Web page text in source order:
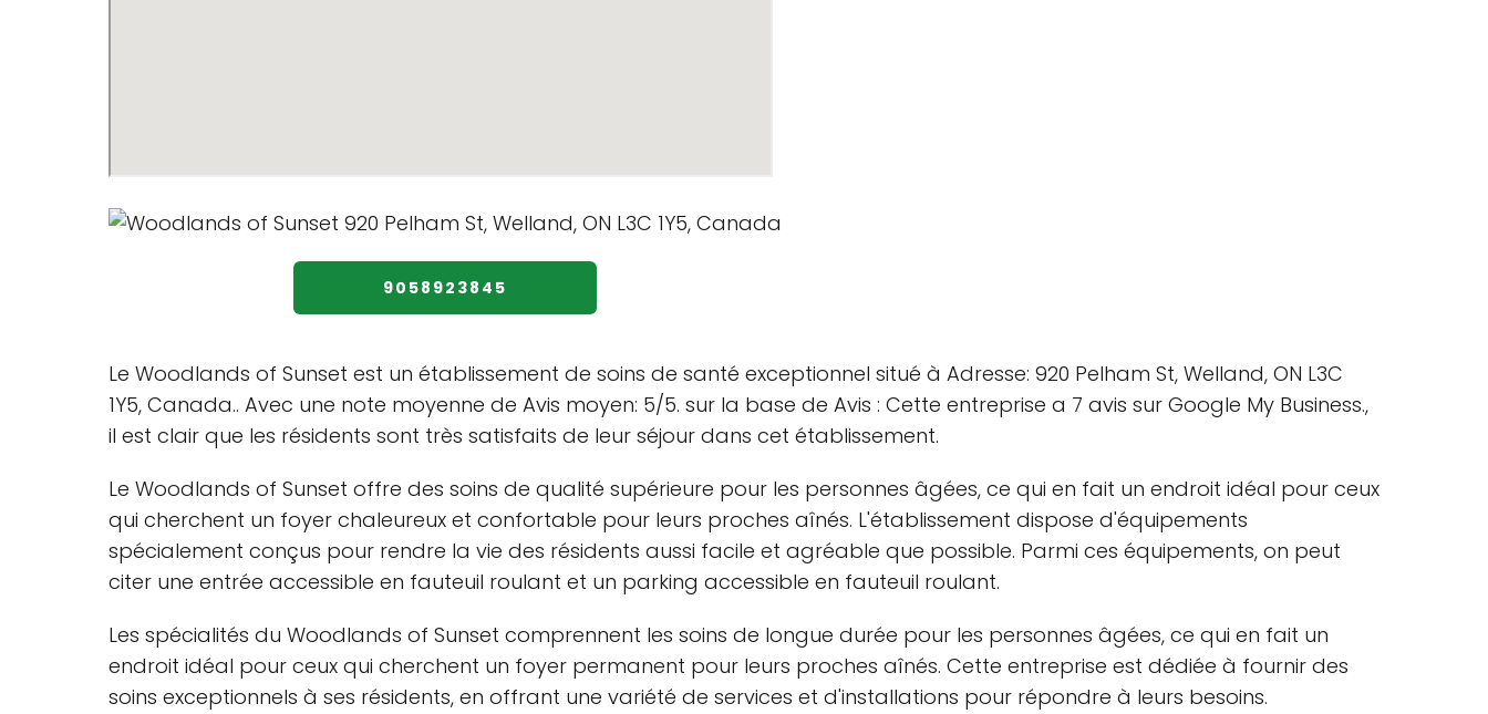
9058923845
Le Woodlands of Sunset est un établissement de soins de santé exceptionnel situé à Adresse: 920 Pelham St, Welland, ON L3C
1Y5, Canada.. Avec une note moyenne de Avis moyen: 5/5. sur la base de Avis : Cette entreprise a 7 avis sur Google My Business.,
il est clair que les résidents sont très satisfaits de leur séjour dans cet établissement.
Le Woodlands of Sunset offre des soins de qualité supérieure pour les personnes âgées, ce qui en fait un endroit idéal pour ceux
qui cherchent un foyer chaleureux et confortable pour leurs proches aînés. L'établissement dispose d'équipements
spécialement conçus pour rendre la vie des résidents aussi facile et agréable que possible. Parmi ces équipements, on peut
citer une entrée accessible en fauteuil roulant et un parking accessible en fauteuil roulant.
Les spécialités du Woodlands of Sunset comprennent les soins de longue durée pour les personnes âgées, ce qui en fait un
endroit idéal pour ceux qui cherchent un foyer permanent pour leurs proches aînés. Cette entreprise est dédiée à fournir des
soins exceptionnels à ses résidents, en offrant une variété de services et d'installations pour répondre à leurs besoins.